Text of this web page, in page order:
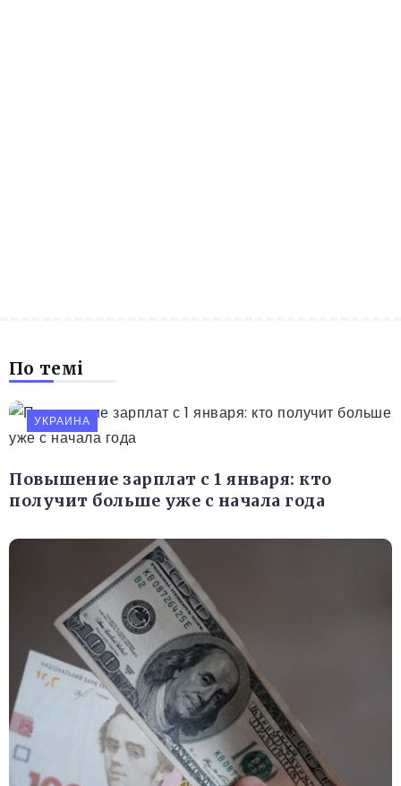
По темі
УКРАИНА
Повышение зарплат с 1 января: кто
получит больше уже с начала года